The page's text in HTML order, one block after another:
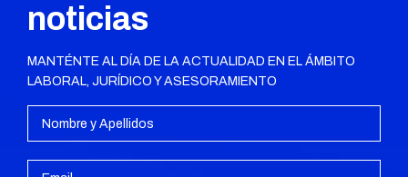
noticias
MANTÉNTE AL DÍA DE LA ACTUALIDAD EN EL ÁMBITO
LABORAL, JURÍDICO Y ASESORAMIENTO